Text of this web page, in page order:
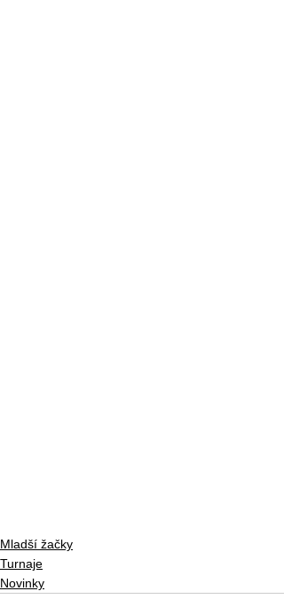
Mladší žačky
Turnaje
Novinky